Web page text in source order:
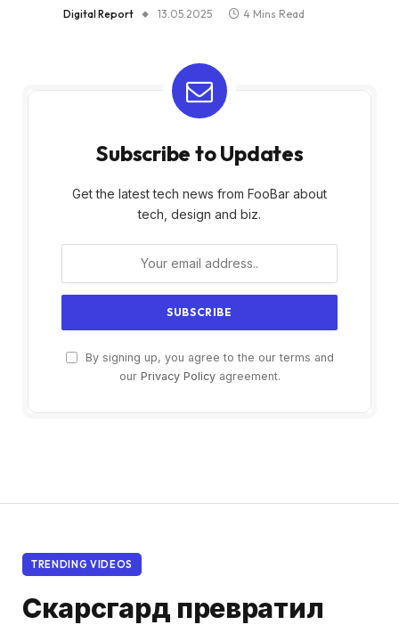
Digital Report 13.05.2025 4 Mins Read
Subscribe to Updates
Get the latest tech news from FooBar about
tech, design and biz.
By signing up, you agree to the our terms and
our Privacy Policyagreement.
TRENDING VIDEOS
Скарсгард превратил